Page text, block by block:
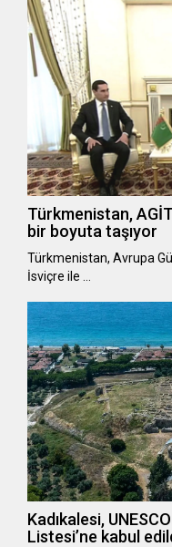
Türkmenistan,
bir boyuta taşıyor
Türkmenistan, Avrupa
İsviçre ile …
Kadıkalesi,
Listesi’ne kabul